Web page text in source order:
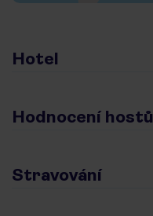
Hotel
Hodnocení hostů
Stravování